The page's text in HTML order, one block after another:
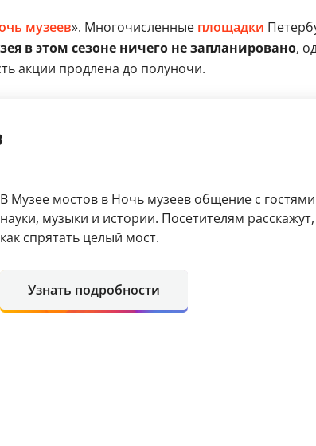
музеев». Многочисленные площадки
в этом сезоне ничего не запланировано,
акции продлена до полуночи.
В Музее мостов в Ночь музеев общение с
науки, музыки и истории. Посетителям
как спрятать целый мост.
Узнать подробности